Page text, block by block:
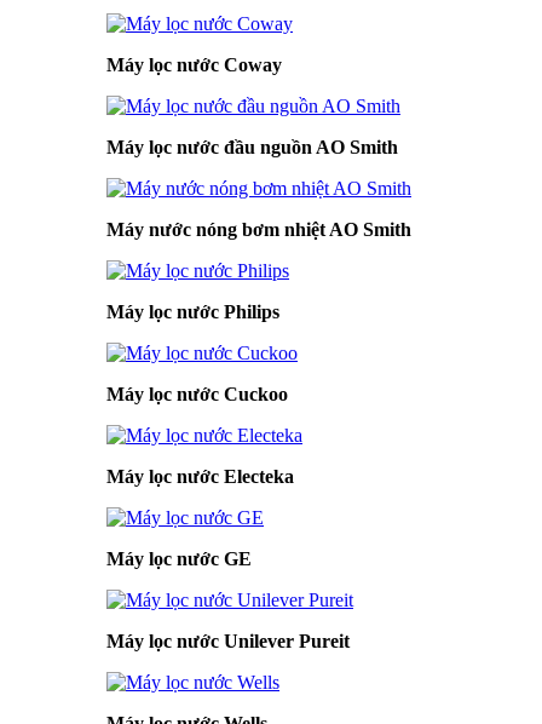
Máy lọc nước Coway
Máy lọc nước đầu nguồn AO Smith
Máy nước nóng bơm nhiệt AO Smith
Máy lọc nước Philips
Máy lọc nước Cuckoo
Máy lọc nước Electeka
Máy lọc nước GE
Máy lọc nước Unilever Pureit